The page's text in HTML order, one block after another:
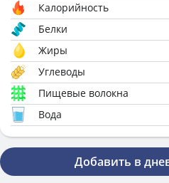
Калорийность
Белки
Жиры
Углеводы
Пищевые волокна
Вода
Добавить в